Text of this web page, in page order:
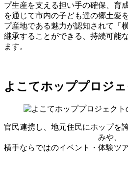
プ生産を支える担い手の確保、育
を通じて市内の子ども達の郷土愛
プ産地である魅力が認知されて「
継承することができる、持続可能
ます。
よこてホッププロジ
官民連携し、地元住民にホップを
みや、
横手ならではのイベント・体験ツ